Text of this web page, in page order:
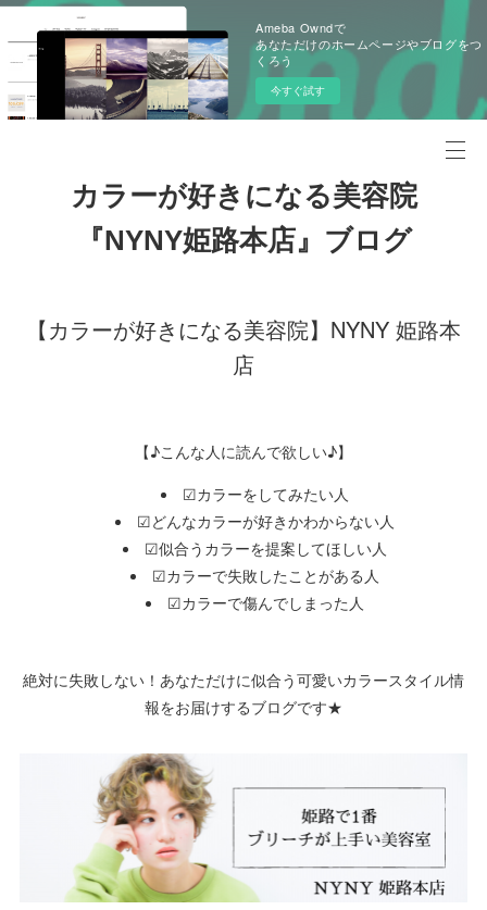
Ameba Owndで
あなただけのホームページやブログをつ
くろう
今すぐ試す
カラーが好きになる美容院
『NYNY姫路本店』ブログ
【カラーが好きになる美容院】NYNY 姫路本
店
【♪こんな人に読んで欲しい♪】
☑カラーをしてみたい人
☑どんなカラーが好きかわからない人
☑似合うカラーを提案してほしい人
☑カラーで失敗したことがある人
☑カラーで傷んでしまった人
絶対に失敗しない！あなただけに似合う可愛いカラースタイル情
報をお届けするブログです★